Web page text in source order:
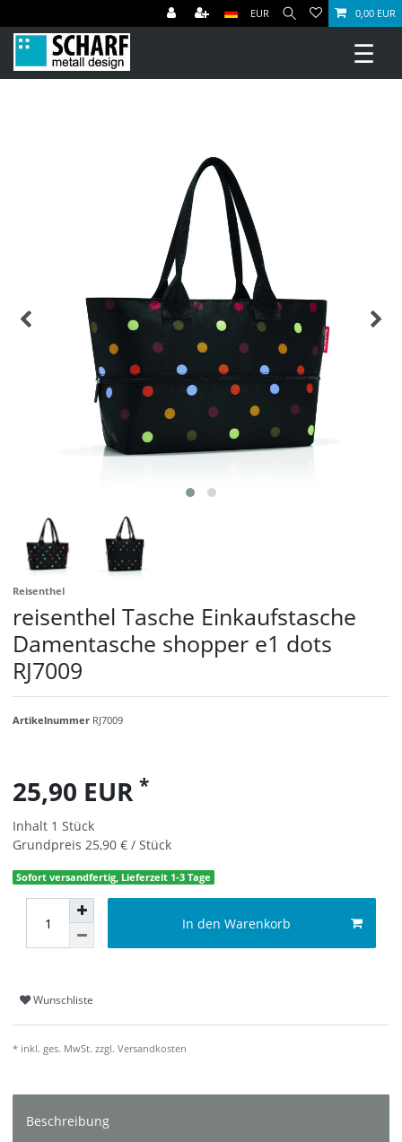
EUR 0,00 EUR
☰
Reisenthel
reisenthel Tasche Einkaufstasche
Damentasche shopper e1 dots
RJ7009
Artikelnummer RJ7009
25,90 EUR *
Inhalt 1 Stück
Grundpreis 25,90 € / Stück
Sofort versandfertig, Lieferzeit 1-3 Tage
In den Warenkorb
Wunschliste
* inkl. ges. MwSt. zzgl. Versandkosten
Beschreibung